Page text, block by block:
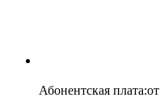
Абонентская плата:от